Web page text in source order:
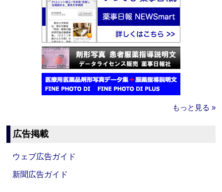
もっと見る »
広告掲載
ウェブ広告ガイド
新聞広告ガイド